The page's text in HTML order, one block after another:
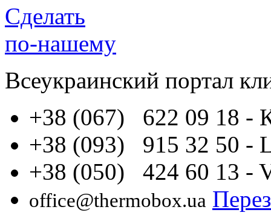
Сделать
по-нашему
Всеукраинский портал
+38 (067) 622 09 18 -
+38 (093) 915 32 50 -
+38 (050) 424 60 13 -
office@thermobox.ua